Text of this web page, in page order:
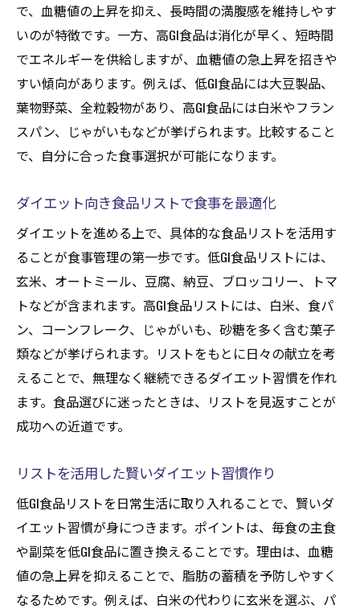
で、血糖値の上昇を抑え、長時間の満腹感を維持しやす
いのが特徴です。一方、高GI食品は消化が早く、短時間
でエネルギーを供給しますが、血糖値の急上昇を招きや
すい傾向があります。例えば、低GI食品には大豆製品、
葉物野菜、全粒穀物があり、高GI食品には白米やフラン
スパン、じゃがいもなどが挙げられます。比較すること
で、自分に合った食事選択が可能になります。
ダイエット向き食品リストで食事を最適化
ダイエットを進める上で、具体的な食品リストを活用す
ることが食事管理の第一歩です。低GI食品リストには、
玄米、オートミール、豆腐、納豆、ブロッコリー、トマ
トなどが含まれます。高GI食品リストには、白米、食パ
ン、コーンフレーク、じゃがいも、砂糖を多く含む菓子
類などが挙げられます。リストをもとに日々の献立を考
えることで、無理なく継続できるダイエット習慣を作れ
ます。食品選びに迷ったときは、リストを見返すことが
成功への近道です。
リストを活用した賢いダイエット習慣作り
低GI食品リストを日常生活に取り入れることで、賢いダ
イエット習慣が身につきます。ポイントは、毎食の主食
や副菜を低GI食品に置き換えることです。理由は、血糖
値の急上昇を抑えることで、脂肪の蓄積を予防しやすく
なるためです。例えば、白米の代わりに玄米を選ぶ、パ